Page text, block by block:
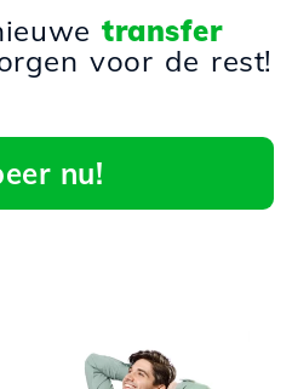
transfer
voor de rest!
nu!